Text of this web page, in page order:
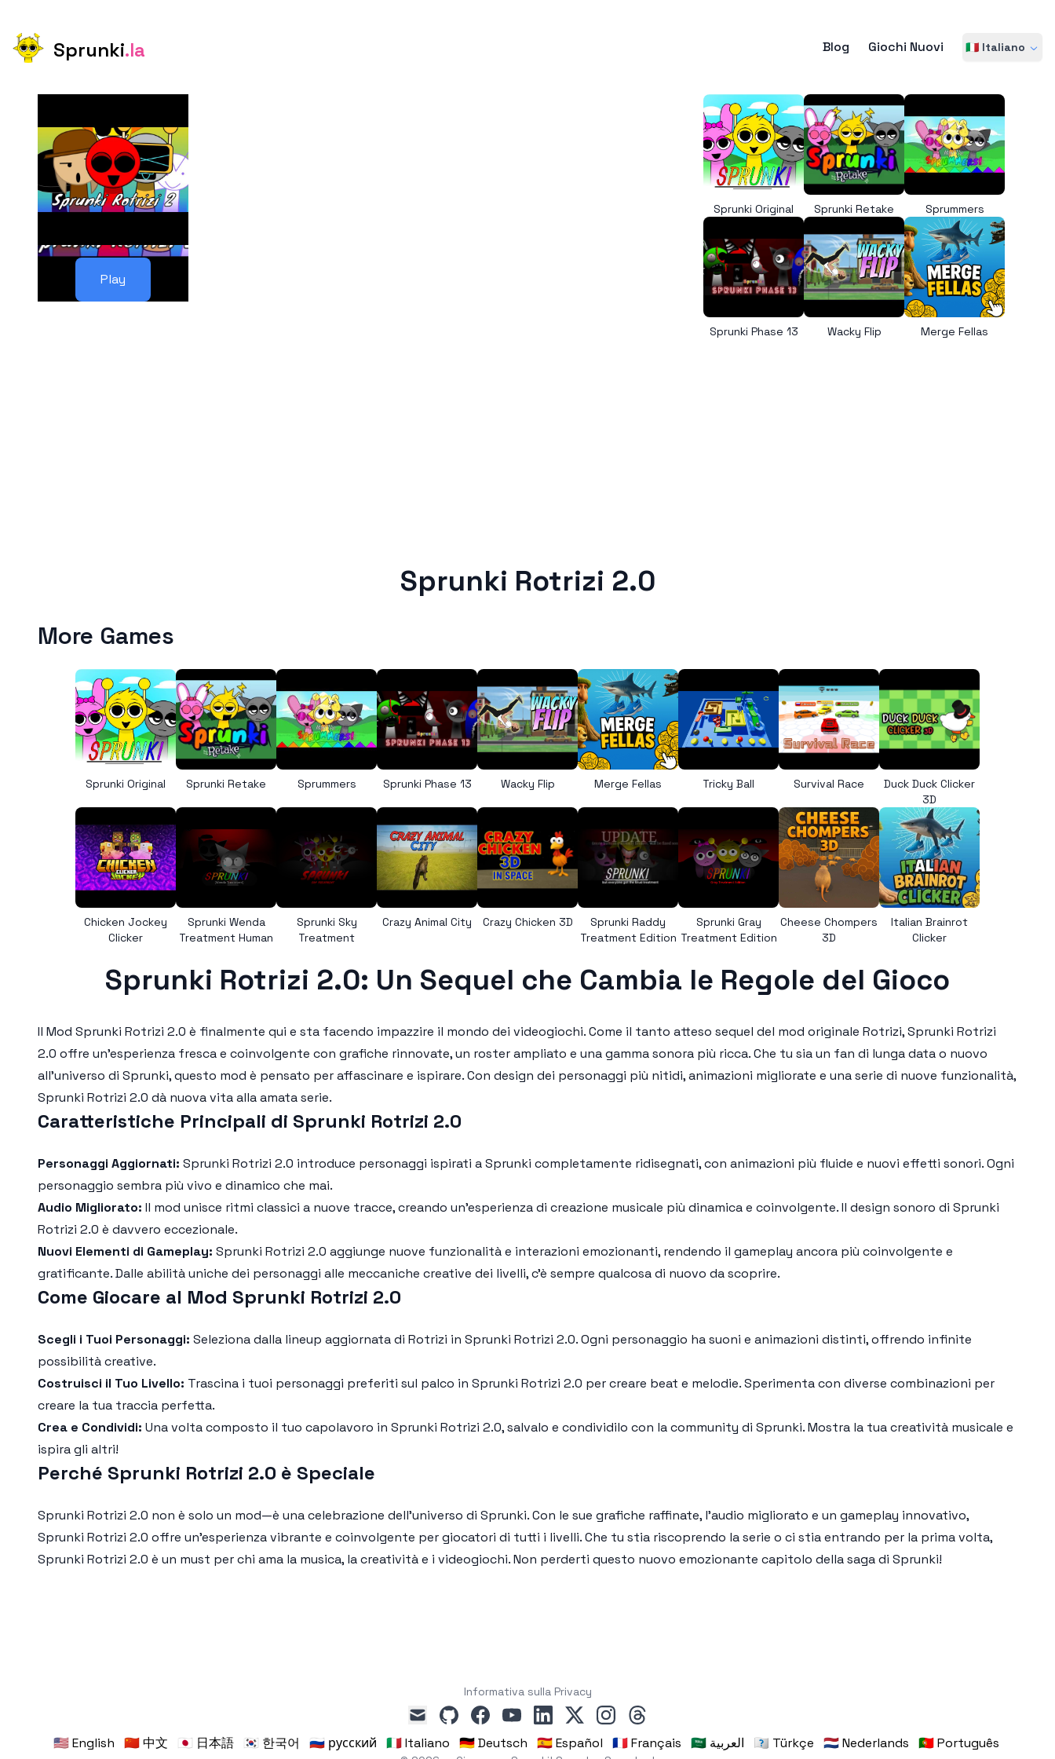
Sprunki.la Blog Giochi Nuovi 🇮🇹 Italiano
Play
Sprunki Original Sprunki Retake Sprummers
Sprunki Phase 13 Wacky Flip Merge Fellas
Sprunki Rotrizi 2.0
More Games
Sprunki Original Sprunki Retake Sprummers Sprunki Phase 13 Wacky Flip Merge Fellas Tricky Ball Survival Race
Duck Duck Clicker
3D
Chicken Jockey
Clicker
Sprunki Wenda
Treatment Human
Sprunki Sky
Treatment
Crazy Animal City Crazy Chicken 3D
Sprunki Raddy
Treatment Edition
Sprunki Gray
Treatment Edition
Cheese Chompers
3D
Italian Brainrot
Clicker
Sprunki Rotrizi 2.0: Un Sequel che Cambia le Regole del Gioco
Il Mod Sprunki Rotrizi 2.0 è finalmente qui e sta facendo impazzire il mondo dei videogiochi. Come il tanto atteso sequel del mod originale Rotrizi,Sprunki Rotrizi
2.0 offre un'esperienza fresca e coinvolgente con grafiche rinnovate, un roster ampliato e una gamma sonora più ricca. Che tu sia un fan di lunga data o nuovo
all'universo di Sprunki, questo mod è pensato per affascinare e ispirare. Con design dei personaggi più nitidi, animazioni migliorate e una serie di nuove funzionalità,
Sprunki Rotrizi 2.0 dà nuova vita alla amata serie.
Caratteristiche Principali di Sprunki Rotrizi 2.0
Personaggi Aggiornati: Sprunki Rotrizi 2.0 introduce personaggi ispirati a Sprunki completamente ridisegnati, con animazioni più fluide e nuovi effetti sonori. Ogni
personaggio sembra più vivo e dinamico che mai.
Audio Migliorato: Il mod unisce ritmi classici a nuove tracce, creando un'esperienza di creazione musicale più dinamica e coinvolgente. Il design sonoro di Sprunki
Rotrizi 2.0 è davvero eccezionale.
Nuovi Elementi di Gameplay: Sprunki Rotrizi 2.0 aggiunge nuove funzionalità e interazioni emozionanti, rendendo il gameplay ancora più coinvolgente e
gratificante. Dalle abilità uniche dei personaggi alle meccaniche creative dei livelli, c'è sempre qualcosa di nuovo da scoprire.
Come Giocare al Mod Sprunki Rotrizi 2.0
Scegli i Tuoi Personaggi: Seleziona dalla lineup aggiornata di Rotrizi in Sprunki Rotrizi 2.0. Ogni personaggio ha suoni e animazioni distinti, offrendo infinite
possibilità creative.
Costruisci il Tuo Livello: Trascina i tuoi personaggi preferiti sul palco in Sprunki Rotrizi 2.0 per creare beat e melodie. Sperimenta con diverse combinazioni per
creare la tua traccia perfetta.
Crea e Condividi: Una volta composto il tuo capolavoro in Sprunki Rotrizi 2.0, salvalo e condividilo con la community di Sprunki. Mostra la tua creatività musicale e
ispira gli altri!
Perché Sprunki Rotrizi 2.0 è Speciale
Sprunki Rotrizi 2.0 non è solo un mod—è una celebrazione dell'universo di Sprunki. Con le sue grafiche raffinate, l'audio migliorato e un gameplay innovativo,
Sprunki Rotrizi 2.0 offre un'esperienza vibrante e coinvolgente per giocatori di tutti i livelli. Che tu stia riscoprendo la serie o ci stia entrando per la prima volta,
Sprunki Rotrizi 2.0 è un must per chi ama la musica, la creatività e i videogiochi. Non perderti questo nuovo emozionante capitolo della saga di Sprunki!
Informativa sulla Privacy
mail
githubfacebookyoutubelinkedin
x instagramthreads
🇺🇸 English 🇨🇳 中文 🇯🇵 日本語 🇰🇷 한국어 🇷🇺 русский 🇮🇹 Italiano 🇩🇪 Deutsch 🇪🇸 Español 🇫🇷 Français 🇸🇦 العربية 🇹🇷 Türkçe 🇳🇱 Nederlands 🇵🇹 Português